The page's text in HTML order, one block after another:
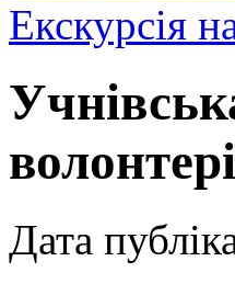
Екскурсія
Дата